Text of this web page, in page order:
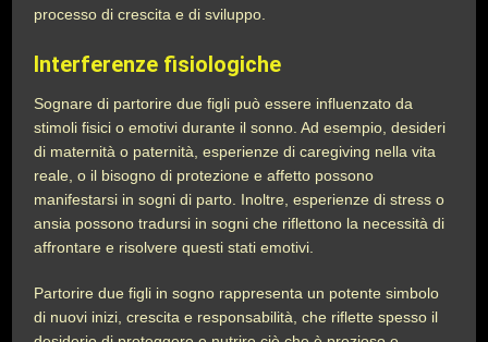
processo di crescita e di sviluppo.
Interferenze fisiologiche
Sognare di partorire due figli può essere influenzato da
stimoli fisici o emotivi durante il sonno. Ad esempio, desideri
di maternità o paternità, esperienze di caregiving nella vita
reale, o il bisogno di protezione e affetto possono
manifestarsi in sogni di parto. Inoltre, esperienze di stress o
ansia possono tradursi in sogni che riflettono la necessità di
affrontare e risolvere questi stati emotivi.
Partorire due figli in sogno rappresenta un potente simbolo
di nuovi inizi, crescita e responsabilità, che riflette spesso il